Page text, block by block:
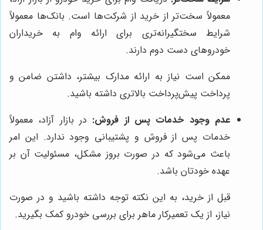
معمولاً سخت‌تر از خرید از شرکت‌ها است. بانک‌ها معمولاً
شرایط سختگیرانه‌تری برای ارائه وام به خریداران
خودروهای دست دوم دارند.
ممکن است نیاز به ارائه مدارک بیشتر، داشتن ضامن و
پرداخت پیش‌پرداخت بالاتری داشته باشید.
عدم وجود خدمات پس از فروش: در بازار آزاد، معمولاً
خدمات پس از فروش و پشتیبانی وجود ندارد. این امر
باعث می‌شود که در صورت بروز مشکل، مسئولیت آن بر
عهده خودتان باشد.
قبل از خرید، به این نکته توجه داشته باشید و در صورت
نیاز، از یک تعمیرکار ماهر برای بررسی خودرو کمک بگیرید.